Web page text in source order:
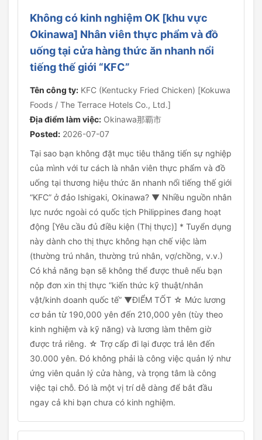
Không có kinh nghiệm OK [khu vực
Okinawa] Nhân viên thực phẩm và đồ
uống tại cửa hàng thức ăn nhanh nổi
tiếng thế giới “KFC”
Tên công ty: KFC (Kentucky Fried Chicken) [Kokuwa
Foods / The Terrace Hotels Co., Ltd.]
Địa điểm làm việc: Okinawa那覇市
Posted: 2026-07-07
Tại sao bạn không đặt mục tiêu thăng tiến sự nghiệp
của mình với tư cách là nhân viên thực phẩm và đồ
uống tại thương hiệu thức ăn nhanh nổi tiếng thế giới
“KFC” ở đảo Ishigaki, Okinawa? ▼ Nhiều nguồn nhân
lực nước ngoài có quốc tịch Philippines đang hoạt
động [Yêu cầu đủ điều kiện (Thị thực)] * Tuyển dụng
này dành cho thị thực không hạn chế việc làm
(thường trú nhân, thường trú nhân, vợ/chồng, v.v.)
Có khả năng bạn sẽ không thể được thuê nếu bạn
nộp đơn xin thị thực “kiến thức kỹ thuật/nhân
vật/kinh doanh quốc tế” ▼ĐIỂM TỐT ☆ Mức lương
cơ bản từ 190,000 yên đến 210,000 yên (tùy theo
kinh nghiệm và kỹ năng) và lương làm thêm giờ
được trả riêng. ☆ Trợ cấp đi lại được trả lên đến
30.000 yên. Đó không phải là công việc quản lý như
ứng viên quản lý cửa hàng, và trọng tâm là công
việc tại chỗ. Đó là một vị trí dễ dàng để bắt đầu
ngay cả khi bạn chưa có kinh nghiệm.